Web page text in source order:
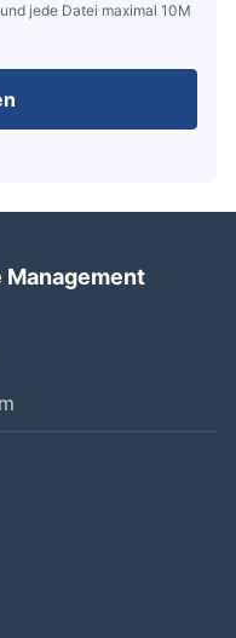
jede Datei maximal 10M
Management